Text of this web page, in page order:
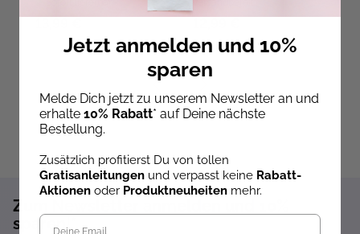
Zum Newsletter anmelden und 10%
sparen!*
Jetzt anmelden und 10%
sparen
Melde Dich jetzt zu unserem Newsletter an und
erhalte 10% Rabatt* auf Deine nächste
Bestellung.
Zusätzlich profitierst Du von tollen
Gratisanleitungen und verpasst keine Rabatt-
Aktionen oder Produktneuheiten mehr.